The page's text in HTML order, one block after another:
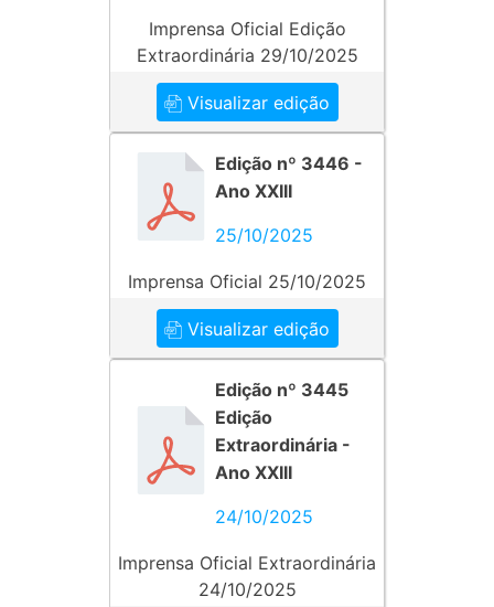
Imprensa Oficial Edição
Extraordinária 29/10/2025
Visualizar edição
Edição nº 3446 -
Ano XXIII
25/10/2025
Imprensa Oficial 25/10/2025
Visualizar edição
Edição nº 3445
Edição
Extraordinária -
Ano XXIII
24/10/2025
Imprensa Oficial Extraordinária
24/10/2025